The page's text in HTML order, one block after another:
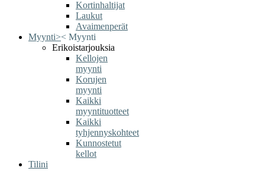
Kortinhaltijat
Laukut
Avaimenperät
Myynti>< Myynti
Erikoistarjouksia
Kellojen
myynti
Korujen
myynti
Kaikki
myyntituotteet
Kaikki
tyhjennyskohteet
Kunnostetut
kellot
Tilini